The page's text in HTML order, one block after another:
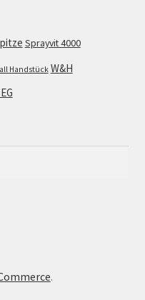
Sprayvit 4000
Handstück W&H
.